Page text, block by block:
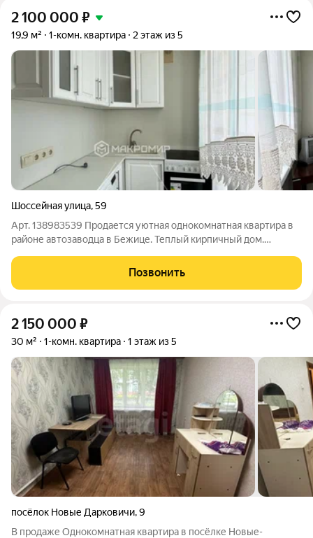
2 100 000 ₽
19,9 м² 1-комн. квартира 2 этаж из 5
Шоссейная улица,59
Арт. 138983539 Продается уютная однокомнатная квартира в
районе автозаводца в Бежице. Теплый кирпичный дом.
квартире совсем недавно выполнен ремонт. Новым жильцам
остается вся мебель и техника. В
Позвонить
2 150 000 ₽
30 м² 1-комн. квартира 1 этаж из 5
посёлок Новые Дарковичи,9
В продаже Однокомнатная квартира в посёлке Новые-